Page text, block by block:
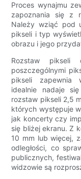
Proces wynajmu
zapoznania się z
Należy wziąć pod
pikseli i typ
obrazu i jego
Rozstaw pikseli
poszczególnymi
pikseli zapewnia
idealnie nadaje
rozstaw pikseli 2,5
których występuje
jak koncerty czy
się bliżej ekranu. Z
10 mm lub więcej,
odległości, co
publicznych,
widzowie są